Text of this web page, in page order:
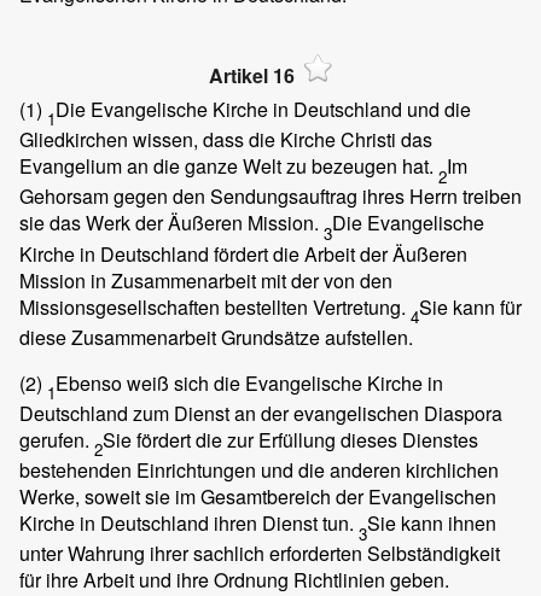
Artikel 16
(1) 1Die Evangelische Kirche in Deutschland und die
Gliedkirchen wissen, dass die Kirche Christi das
Evangelium an die ganze Welt zu bezeugen hat. 2Im
Gehorsam gegen den Sendungsauftrag ihres Herrn treiben
sie das Werk der Äußeren Mission. 3Die Evangelische
Kirche in Deutschland fördert die Arbeit der Äußeren
Mission in Zusammenarbeit mit der von den
Missionsgesellschaften bestellten Vertretung. 4Sie kann für
diese Zusammenarbeit Grundsätze aufstellen.
(2) 1Ebenso weiß sich die Evangelische Kirche in
Deutschland zum Dienst an der evangelischen Diaspora
gerufen. 2Sie fördert die zur Erfüllung dieses Dienstes
bestehenden Einrichtungen und die anderen kirchlichen
Werke, soweit sie im Gesamtbereich der Evangelischen
Kirche in Deutschland ihren Dienst tun. 3Sie kann ihnen
unter Wahrung ihrer sachlich erforderten Selbständigkeit
für ihre Arbeit und ihre Ordnung Richtlinien geben.